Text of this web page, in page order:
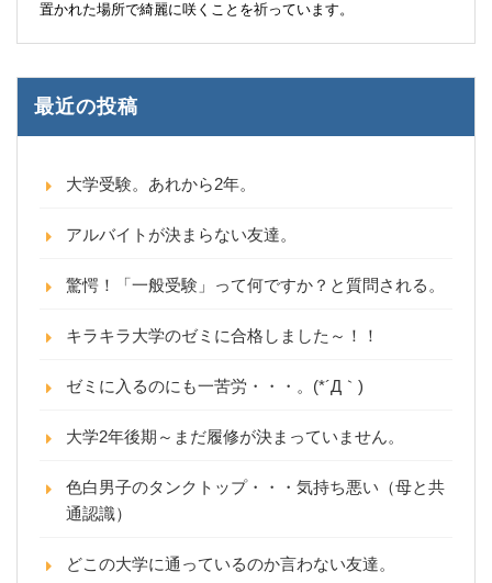
置かれた場所で綺麗に咲くことを祈っています。
最近の投稿
大学受験。あれから2年。
アルバイトが決まらない友達。
驚愕！「一般受験」って何ですか？と質問される。
キラキラ大学のゼミに合格しました～！！
ゼミに入るのにも一苦労・・・。(*´Д｀)
大学2年後期～まだ履修が決まっていません。
色白男子のタンクトップ・・・気持ち悪い（母と共
通認識）
どこの大学に通っているのか言わない友達。